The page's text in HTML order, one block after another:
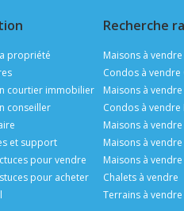
propriété
courtier immobilier
conseiller
et support
pour vendre
pour acheter
Recherche
Maisons à
Condos à vendre
Maisons à
Condos à vendre
Maisons à
Maisons à
Maisons à vendre
Chalets à vendre
Terrains à vendre